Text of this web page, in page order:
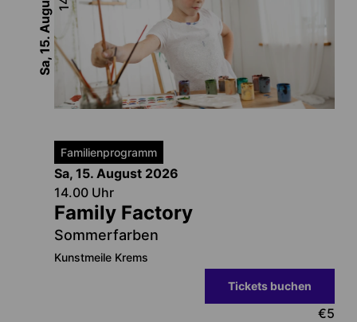
Sa, 15. August
Familienprogramm
Sa, 15. August 2026
14.00 Uhr
Family Factory
Sommerfarben
Kunstmeile Krems
Tickets buchen
€5